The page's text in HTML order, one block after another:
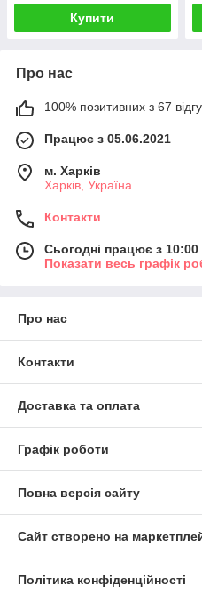
Купити
Про нас
100% позитивних з 67
Працює з 05.06.2021
м. Харків
Харків, Україна
Контакти
Сьогодні працює з
Показати весь графік
Про нас
Контакти
Доставка та оплата
Графік роботи
Повна версія сайту
Сайт створено на
Політика конфіденційності